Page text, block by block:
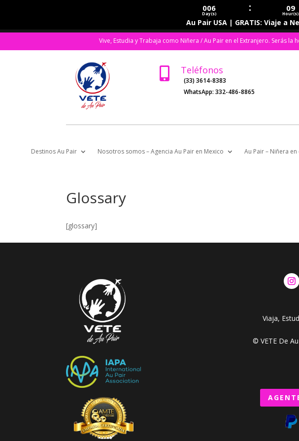
006
Day(s) : 09
Hour(s)
Au Pair USA | GRATIS: Viaje a
Vive, Estudia y Trabaja como Niñera / Au Pair en el Extranjero. Serás la
 Teléfonos
(33) 3614-8383
WhatsApp:332-486-8865
Destinos Au Pair Nosotros somos – Agencia Au Pair en Mexico Au Pair – Niñera
Glossary
[glossary]
Viaja,
© VETE De